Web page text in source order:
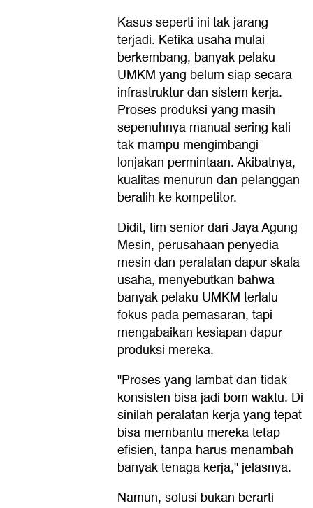
Kasus seperti ini tak jarang
terjadi. Ketika usaha mulai
berkembang, banyak pelaku
UMKM yang belum siap secara
infrastruktur dan sistem kerja.
Proses produksi yang masih
sepenuhnya manual sering kali
tak mampu mengimbangi
lonjakan permintaan. Akibatnya,
kualitas menurun dan pelanggan
beralih ke kompetitor.
Didit, tim senior dari Jaya Agung
Mesin, perusahaan penyedia
mesin dan peralatan dapur skala
usaha, menyebutkan bahwa
banyak pelaku UMKM terlalu
fokus pada pemasaran, tapi
mengabaikan kesiapan dapur
produksi mereka.
"Proses yang lambat dan tidak
konsisten bisa jadi bom waktu. Di
sinilah peralatan kerja yang tepat
bisa membantu mereka tetap
efisien, tanpa harus menambah
banyak tenaga kerja," jelasnya.
Namun, solusi bukan berarti